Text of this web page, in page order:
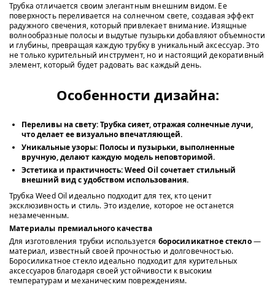
Трубка отличается своим элегантным внешним видом. Ее
поверхность переливается на солнечном свете, создавая эффект
радужного свечения, который привлекает внимание. Изящные
волнообразные полосы и выдутые пузырьки добавляют объемности
и глубины, превращая каждую трубку в уникальный аксессуар. Это
не только курительный инструмент, но и настоящий декоративный
элемент, который будет радовать вас каждый день.
Особенности дизайна:
Переливы на свету:Трубка сияет, отражая солнечные лучи,
что делает ее визуально впечатляющей.
Уникальные узоры: Полосы и пузырьки, выполненные
вручную, делают каждую модель неповторимой.
Эстетика и практичность:Weed Oil сочетает стильный
внешний вид с удобством использования.
Трубка Weed Oil идеально подходит для тех, кто ценит
эксклюзивность и стиль. Это изделие, которое не останется
незамеченным.
Материалы премиального качества
Для изготовления трубки используется боросиликатное стекло—
материал, известный своей прочностью и долговечностью.
Боросиликатное стекло идеально подходит для курительных
аксессуаров благодаря своей устойчивости к высоким
температурам и механическим повреждениям.